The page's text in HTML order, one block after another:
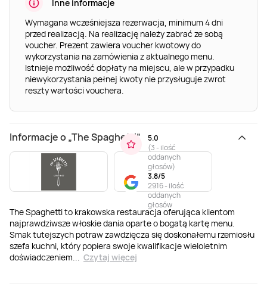
Inne informacje
Wymagana wcześniejsza rezerwacja, minimum 4 dni
przed realizacją. Na realizację należy zabrać ze sobą
voucher. Prezent zawiera voucher kwotowy do
wykorzystania na zamówienia z aktualnego menu.
Istnieje możliwość dopłaty na miejscu, ale w przypadku
niewykorzystania pełnej kwoty nie przysługuje zwrot
reszty wartości vouchera.
Informacje o „The Spaghetti”
The Spaghetti to krakowska restauracja oferująca klientom
najprawdziwsze włoskie dania oparte o bogatą kartę menu.
Smak tutejszych potraw zawdzięcza się doskonałemu rzemiosłu
szefa kuchni, który popiera swoje kwalifikacje wieloletnim
doświadczeniem
Czytaj więcej
5.0
(3 - ilość
oddanych
głosów)
3.8/5
2916 - ilość
oddanych
głosów